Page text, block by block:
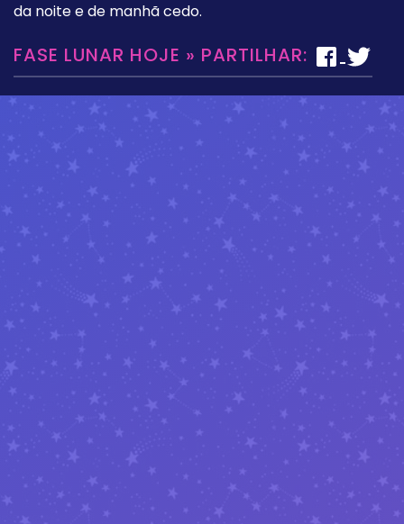
da noite e de manhã cedo.
FASE LUNAR HOJE » PARTILHAR: